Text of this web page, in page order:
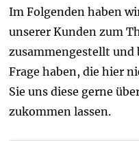
Im Folgenden haben
unserer Kunden zum
zusammengestellt und
Frage haben, die hier
Sie uns diese gerne
zukommen lassen.